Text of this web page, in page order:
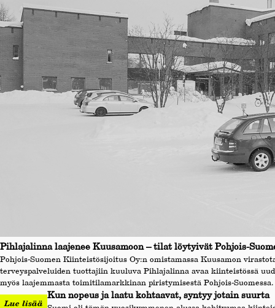
Pihlajalinna laajenee Kuusamoon – tilat löytyivät Pohjois-
Pohjois-Suomen Kiinteistösijoitus Oy:n omistamassa Kuusamon
terveyspalveluiden tuottajiin kuuluva Pihlajalinna avaa kiinteistössä
myös laajemmasta toimitilamarkkinan piristymisestä Pohjois-Suomessa.
Lue lisää
Kun nopeus ja laatu kohtaavat, syntyy jotain suurta